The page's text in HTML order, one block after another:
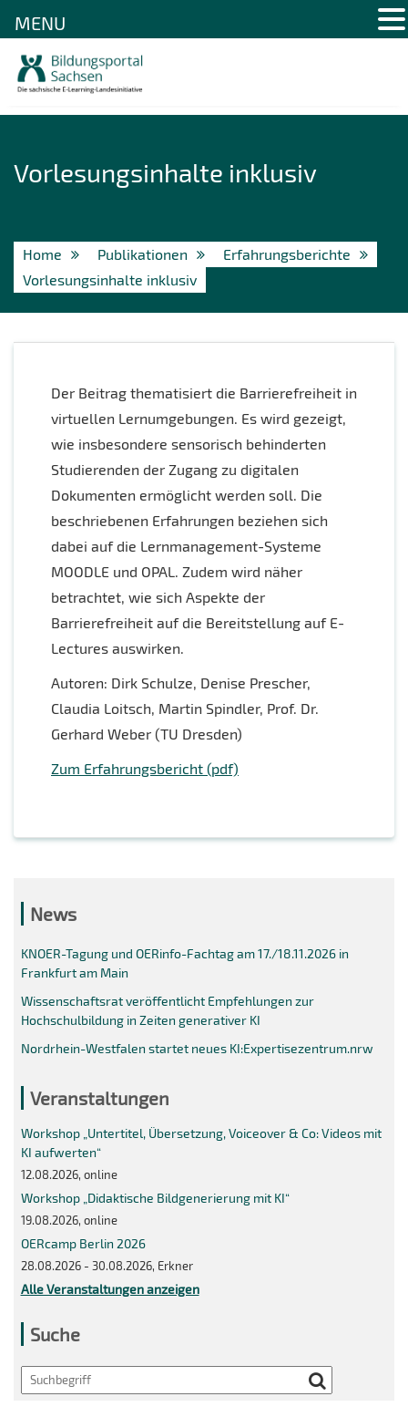
Vorlesungsinhalte inklusiv
Home Publikationen
Erfahrungsberichte
Vorlesungsinhalte inklusiv
Der Beitrag thematisiert die Barrierefreiheit in
virtuellen Lernumgebungen. Es wird gezeigt,
wie insbesondere sensorisch behinderten
Studierenden der Zugang zu digitalen
Dokumenten ermöglicht werden soll. Die
beschriebenen Erfahrungen beziehen sich
dabei auf die Lernmanagement-Systeme
MOODLE und OPAL. Zudem wird näher
betrachtet, wie sich Aspekte der
Barrierefreiheit auf die Bereitstellung auf E-
Lectures auswirken.
Autoren: Dirk Schulze, Denise Prescher,
Claudia Loitsch, Martin Spindler, Prof. Dr.
Gerhard Weber (TU Dresden)
Zum Erfahrungsbericht (pdf)
News
KNOER-Tagung und OERinfo-Fachtag am 17./18.11.2026 in
Frankfurt am Main
Wissenschaftsrat veröffentlicht Empfehlungen zur
Hochschulbildung in Zeiten generativer KI
Nordrhein-Westfalen startet neues KI:Expertisezentrum.nrw
Veranstaltungen
Workshop „Untertitel, Übersetzung, Voiceover & Co: Videos mit
KI aufwerten“
12.08.2026, online
Workshop „Didaktische Bildgenerierung mit KI“
19.08.2026, online
OERcamp Berlin 2026
28.08.2026 - 30.08.2026, Erkner
Alle Veranstaltungen anzeigen
Suche
Search
MENU